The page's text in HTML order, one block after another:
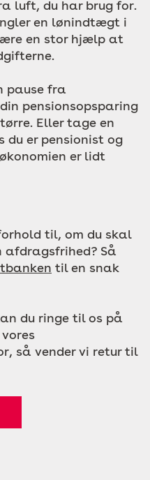
luft, du har brug for.
en lønindtægt i
en stor hjælp at
pause fra
pensionsopsparing
Eller tage en
du er pensionist og
er lidt
til, om du skal
afdragsfrihed? Så
til en snak
du ringe til os på
så vender vi retur til